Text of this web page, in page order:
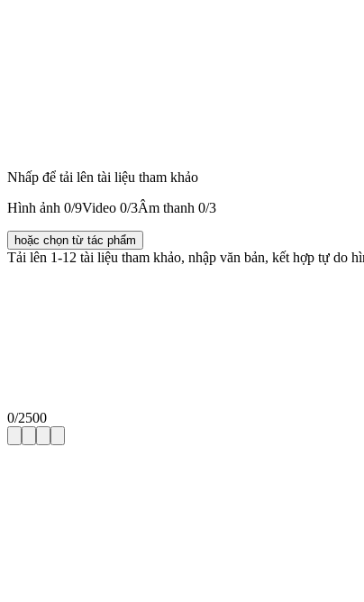
Nhấp để tải lên tài liệu tham khảo
Hình ảnh 0/9Video 0/3Âm thanh 0/3
hoặc chọn từ tác phẩm
Tải lên 1-12 tài liệu tham khảo, nhập văn bản, kết hợp tự do
0/2500